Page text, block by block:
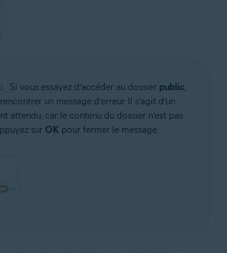
Si vous essayez d’accéder au dossier public,
un message d’erreur. Il s’agit d’un
attendu, car le contenu du dossier n’est pas
sur OK pour fermer le message.